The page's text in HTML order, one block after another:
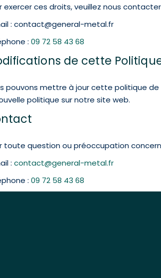
exercer ces droits, veuillez nous
: contact@general-metal.fr
: 09 72 58 43 68
de cette
pouvons mettre à jour cette politique
politique sur notre site web.
toute question ou préoccupation
: contact@general-metal.fr
: 09 72 58 43 68